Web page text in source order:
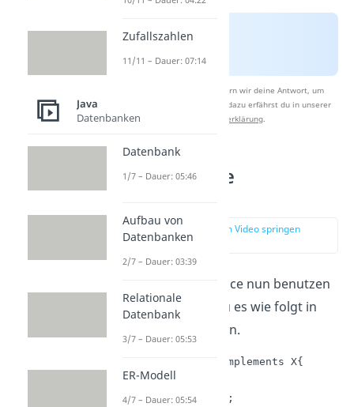
Nach Beantwortung speichern wir deine Antwort, um
Studyflix zu verbessern. Mehr dazu erfährst du in unserer
Datenschutzerklärung.
Java Interface
zur Stelle im Video springen
(01:49)
Wenn du das Interface nun benutzen
möchtest, kannst du es wie folgt in
eine Klasse einbinden.
public class Zahl implements X{
      private int a;
Zufallszahlen
11/11 – Dauer: 07:14
Java
Datenbanken
Datenbank
1/7 – Dauer: 05:46
Aufbau von
Datenbanken
2/7 – Dauer: 03:39
Relationale
Datenbank
3/7 – Dauer: 05:53
ER-Modell
4/7 – Dauer: 05:54